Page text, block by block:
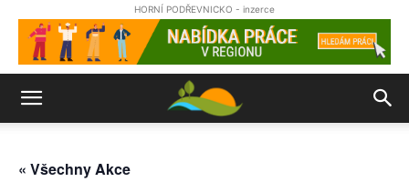
HORNÍ PODŘEVNICKO - inzerce
« Všechny Akce